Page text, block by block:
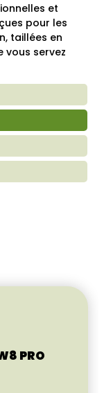
et
pour les
taillées en
servez
PRO